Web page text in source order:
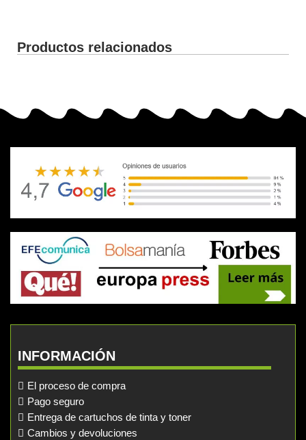
Productos relacionados
INFORMACIÓN
El proceso de compra
Pago seguro
Entrega de cartuchos de tinta y toner
Cambios y devoluciones